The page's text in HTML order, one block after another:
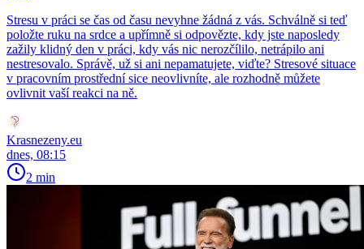
Stresu v práci se čas od času nevyhne žádná z vás. Schválně si teď
položte ruku na srdce a upřímně si odpovězte, kdy jste naposledy
zažily klidný den v práci, kdy vás nic nerozčílilo, netrápilo ani
nestresovalo. Správě, už si ani nepamatujete, viďte? Stresové situace
v pracovním prostřední sice neovlivníte, ale rozhodně můžete
ovlivnit vaší reakci na ně.
Krasnezeny.eu
dnes, 08:15
2 min